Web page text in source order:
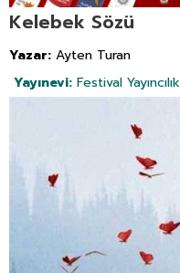
Kelebek Sözü
Yazar: Ayten Turan
Yayınevi: Festival Yayıncılık